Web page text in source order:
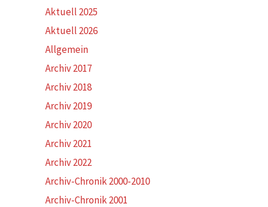
Aktuell 2025
Aktuell 2026
Allgemein
Archiv 2017
Archiv 2018
Archiv 2019
Archiv 2020
Archiv 2021
Archiv 2022
Archiv-Chronik 2000-2010
Archiv-Chronik 2001